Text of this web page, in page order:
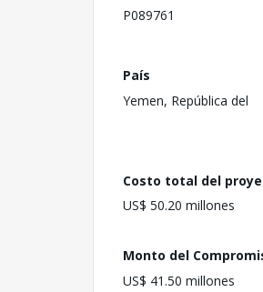
P089761
País
Yemen, República del
Costo total del
US$ 50.20 millones
Monto del
US$ 41.50 millones